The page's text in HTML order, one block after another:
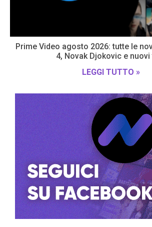
Prime Video agosto 2026: tutte le
4, Novak Djokovic e nuovi
LEGGI TUTTO »